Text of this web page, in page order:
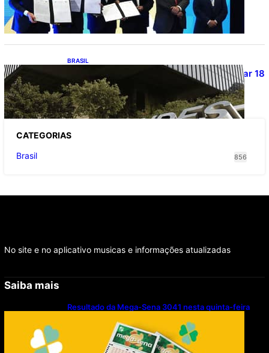
exportações de cachaça
BRASIL
Projetos de saneamento podem beneficiar 18
milhões de brasileiros
CATEGORIAS
Brasil
856
No site e no aplicativo musicas e informações atualizadas
Saiba mais
Resultado da Mega-Sena 3041 nesta quinta-feira